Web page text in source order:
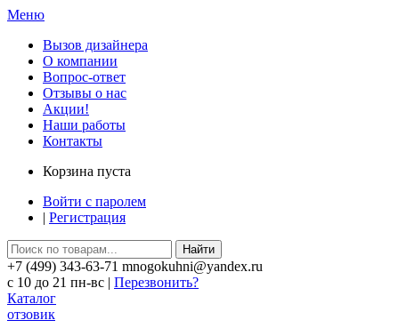
Меню
Вызов дизайнера
О компании
Вопрос-ответ
Отзывы о нас
Акции!
Наши работы
Контакты
Корзина пуста
Войти с паролем
| Регистрация
Найти
+7 (499) 343-63-71 mnogokuhni@yandex.ru
c 10 до 21 пн-вс | Перезвонить?
Каталог
отзовик